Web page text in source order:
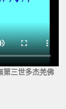
第三世多杰羌佛